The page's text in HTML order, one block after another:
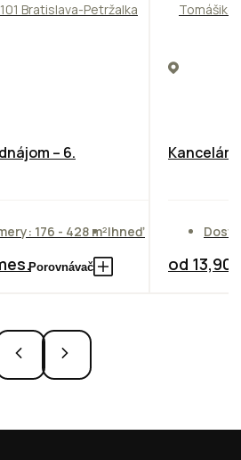
Bratislava-Petržalka
– 6.
176 - 428 m²Ihneď
Porovnávač od 13,90